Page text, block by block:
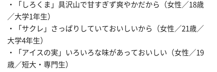
・「しろくま」具沢山で甘すぎず爽やかだから（女性／18歳
／大学1年生）
・「サクレ」さっぱりしていておいしいから（女性／21歳／
大学4年生）
・「アイスの実」いろいろな味があっておいしい（女性／19
歳／短大・専門生）